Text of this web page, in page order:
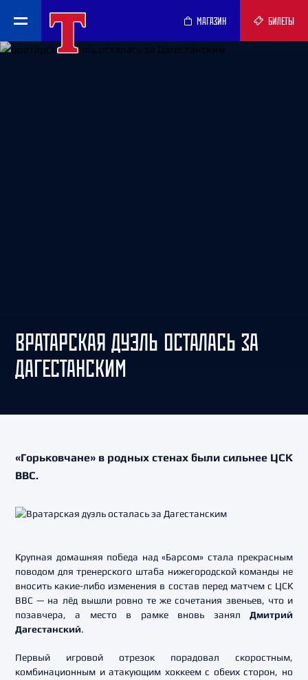
МАГАЗИН БИЛЕТЫ
ВРАТАРСКАЯ ДУЭЛЬ ОСТАЛАСЬ ЗА
ДАГЕСТАНСКИМ
«Горьковчане» в родных стенах были сильнее ЦСК
ВВС.
Крупная домашняя победа над «Барсом» стала прекрасным
поводом для тренерского штаба нижегородской команды не
вносить какие-либо изменения в состав перед матчем с ЦСК
ВВС — на лёд вышли ровно те же сочетания звеньев, что и
позавчера, а место в рамке вновь занял Дмитрий
Дагестанский.
Первый игровой отрезок порадовал скоростным,
комбинационным и атакующим хоккеем с обеих сторон, но